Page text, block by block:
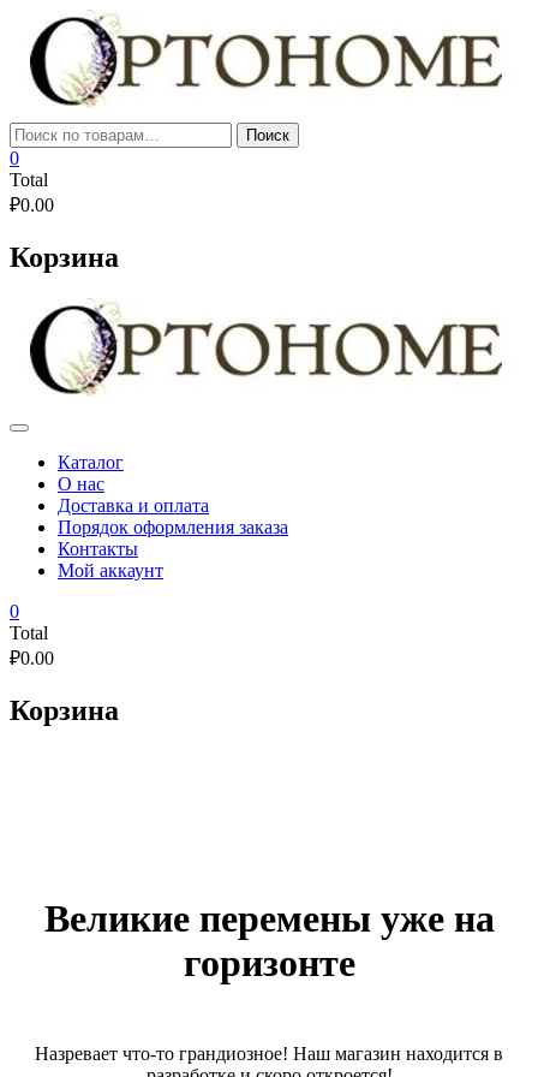
content
Искать: Поиск
0
Total
₽0.00
Корзина
Каталог
О нас
Доставка и оплата
Порядок оформления заказа
Контакты
Мой аккаунт
0
Total
₽0.00
Корзина
Великие перемены уже на
горизонте
Назревает что-то грандиозное! Наш магазин находится в